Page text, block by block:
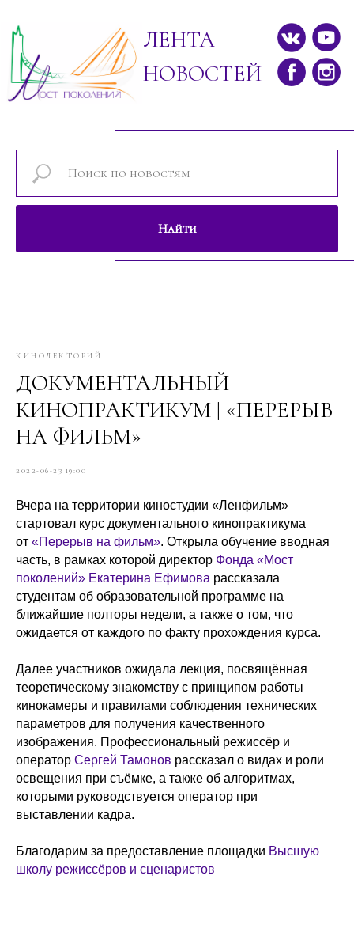
ЛЕНТА
НОВОСТЕЙ
Найти
КИНОЛЕКТОРИЙ
ДОКУМЕНТАЛЬНЫЙ
КИНОПРАКТИКУМ | «ПЕРЕРЫВ
НА ФИЛЬМ»
2022-06-23 19:00
Вчера на территории киностудии «Ленфильм»
стартовал курс документального кинопрактикума
от «Перерыв на фильм». Открыла обучение вводная
часть, в рамках которой директор Фонда «Мост
поколений» Екатерина Ефимова рассказала
студентам об образовательной программе на
ближайшие полторы недели, а также о том, что
ожидается от каждого по факту прохождения курса.
Далее участников ожидала лекция, посвящённая
теоретическому знакомству с принципом работы
кинокамеры и правилами соблюдения технических
параметров для получения качественного
изображения. Профессиональный режиссёр и
оператор Сергей Тамонов рассказал о видах и роли
освещения при съёмке, а также об алгоритмах,
которыми руководствуется оператор при
выставлении кадра.
Благодарим за предоставление площадки Высшую
школу режиссёров и сценаристов